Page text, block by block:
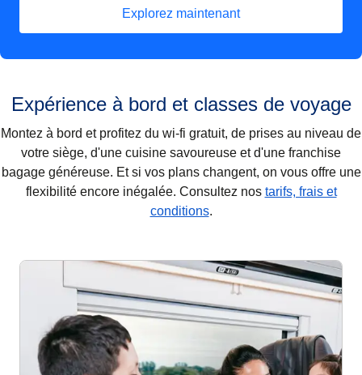
Explorez maintenant
(Ouvre un nouvel onglet
Expérience à bord et classes de voyage
Montez à bord et profitez du wi-fi gratuit, de prises au niveau de
votre siège, d'une cuisine savoureuse et d'une franchise
bagage généreuse. Et si vos plans changent, on vous offre une
flexibilité encore inégalée. Consultez nos tarifs, frais et
conditions.